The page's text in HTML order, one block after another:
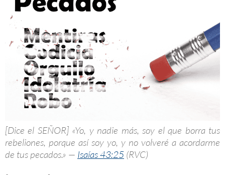
[Dice el SEÑOR] «Yo, y nadie más, soy el que borra tus
rebeliones, porque así soy yo, y no volveré a acordarme
de tus pecados.» — Isaías 43:25 (RVC)